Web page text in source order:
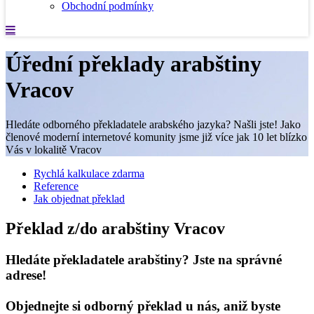
Obchodní podmínky
Úřední překlady arabštiny
Vracov
Hledáte odborného překladatele arabského jazyka? Našli jste! Jako
členové moderní internetové komunity jsme již více jak 10 let blízko
Vás v lokalitě Vracov
Rychlá kalkulace zdarma
Reference
Jak objednat překlad
Překlad z/do arabštiny Vracov
Hledáte překladatele arabštiny? Jste na správné
adrese!
Objednejte si odborný překlad u nás, aniž byste